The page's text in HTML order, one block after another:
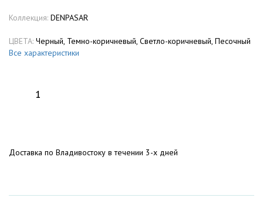
Коллекция: DENPASAR
ЦВЕТА: Черный, Темно-коричневый, Светло-коричневый, Песочный
Все характеристики
Доставка по Владивостоку в течении 3-х дней